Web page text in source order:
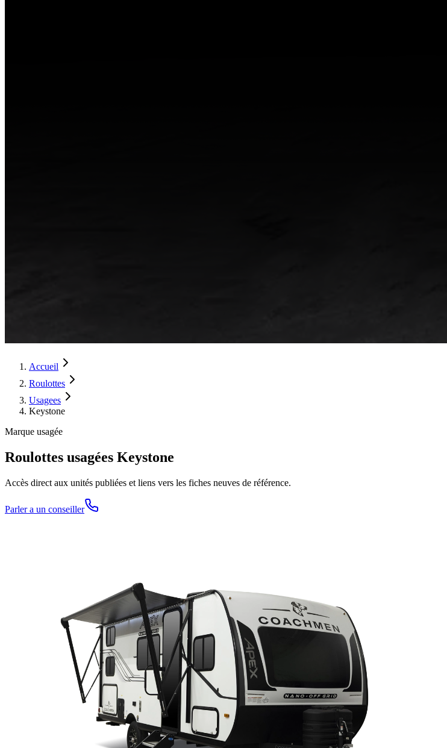
Accueil
Roulottes
Usagees
Keystone
Marque usagée
Roulottes usagées Keystone
Accès direct aux unités publiées et liens vers les fiches neuves de référence.
Parler a un conseiller